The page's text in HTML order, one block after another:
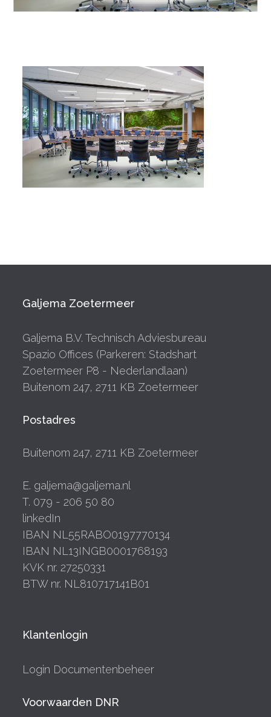
Galjema Zoetermeer
Galjema B.V. Technisch Adviesbureau
Spazio Offices (Parkeren: Stadshart
Zoetermeer P8 - Nederlandlaan)
Buitenom 247, 2711 KB Zoetermeer
Postadres
Buitenom 247, 2711 KB Zoetermeer
E. galjema@galjema.nl
T. 079 - 206 50 80
linkedIn
IBAN NL55RABO0197770134
IBAN NL13INGB0001768193
KVK nr. 27250331
BTW nr. NL810717141B01
Klantenlogin
Login Documentenbeheer
Voorwaarden DNR